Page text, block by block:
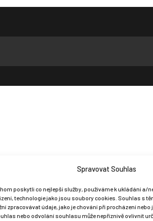
Spravovat Souhlas
poskytli co nejlepší služby, používáme k ukládání a/
technologie jako jsou soubory cookies. Souhlas s
zpracovávat údaje, jako je chování při procházení nebo
nebo odvolání souhlasu může nepříznivě ovlivnit